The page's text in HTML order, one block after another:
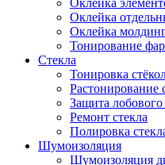
Оклейка
Оклейка
Оклейка
Тонирование фар
Стекла
Тонировка
Растонирование
Защита лобового
Ремонт стекла
Полировка
Шумоизоляция
Шумоизоляция